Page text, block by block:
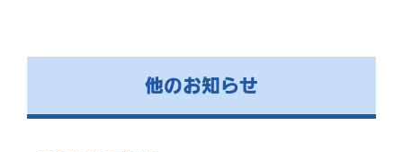
他のお知らせ